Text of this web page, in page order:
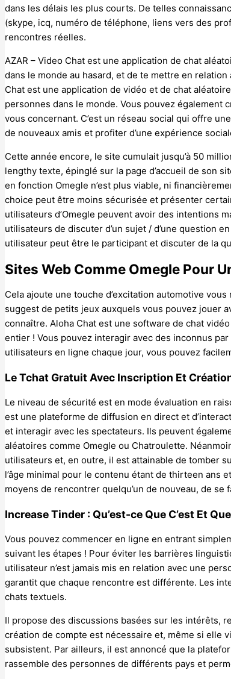
dans les délais les plus courts. De telles
(skype, icq, numéro de téléphone, liens vers des
rencontres réelles.
AZAR – Video Chat est une application de chat
dans le monde au hasard, et de te mettre en relation
Chat est une application de vidéo et de chat
personnes dans le monde. Vous pouvez également
vous concernant. C’est un réseau social qui offre
de nouveaux amis et profiter d’une expérience
Cette année encore, le site cumulait jusqu’à 50
lengthy texte, épinglé sur la page d’accueil de son
en fonction Omegle n’est plus viable, ni
choice peut être moins sécurisée et présenter
utilisateurs d’Omegle peuvent avoir des intentions
utilisateurs de discuter d’un sujet / d’une question
utilisateur peut être le participant et discuter de la
Sites Web Comme Omegle Pour
Cela ajoute une touche d’excitation automotive
suggest de petits jeux auxquels vous pouvez jouer
connaître. Aloha Chat est une software de chat
entier ! Vous pouvez interagir avec des inconnus
utilisateurs en ligne chaque jour, vous pouvez
Le Tchat Gratuit Avec Inscription Et
Le niveau de sécurité est en mode évaluation en
est une plateforme de diffusion en direct et
et interagir avec les spectateurs. Ils peuvent
aléatoires comme Omegle ou Chatroulette.
utilisateurs et, en outre, il est attainable de tomber
l’âge minimal pour le contenu étant de thirteen ans
moyens de rencontrer quelqu’un de nouveau, de se
Increase Tinder : Qu’est-ce Que C’est Et
Vous pouvez commencer en ligne en entrant
suivant les étapes ! Pour éviter les barrières
utilisateur n’est jamais mis en relation avec une
garantit que chaque rencontre est différente. Les
chats textuels.
Il propose des discussions basées sur les intérêts,
création de compte est nécessaire et, même si elle
subsistent. Par ailleurs, il est annoncé que la
rassemble des personnes de différents pays et